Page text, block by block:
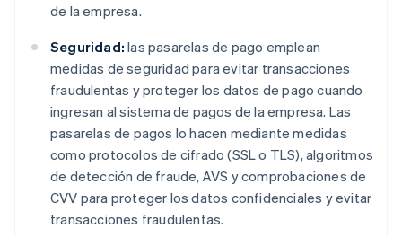
de la empresa.
Seguridad: las pasarelas de pago emplean
medidas de seguridad para evitar transacciones
fraudulentas y proteger los datos de pago cuando
ingresan al sistema de pagos de la empresa. Las
pasarelas de pagos lo hacen mediante medidas
como protocolos de cifrado (SSL o TLS), algoritmos
de detección de fraude, AVS y comprobaciones de
CVV para proteger los datos confidenciales y evitar
transacciones fraudulentas.